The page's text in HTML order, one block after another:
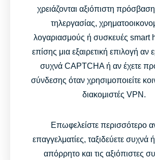
χρειάζονται αξιόπιστη
τηλεργασίας,
λογαριασμούς ή συσκευές smart
επίσης μια εξαιρετική επιλογή αν
συχνά CAPTCHA ή αν έχετε
σύνδεσης όταν χρησιμοποιείτε
διακομιστές VPN.
Επωφελείστε περισσότερο
επαγγελματίες, ταξιδεύετε συχνά ή
απόρρητο και τις αξιόπιστες